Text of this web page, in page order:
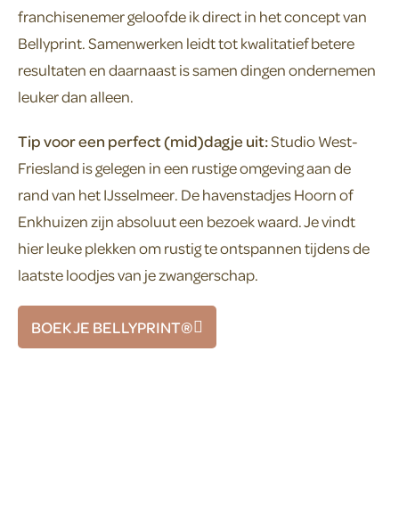
franchisenemer geloofde ik direct in het concept van
Bellyprint. Samenwerken leidt tot kwalitatief betere
resultaten en daarnaast is samen dingen ondernemen
leuker dan alleen.
Tip voor een perfect (mid)dagje uit:Studio West-
Friesland is gelegen in een rustige omgeving aan de
rand van het IJsselmeer. De havenstadjes Hoorn of
Enkhuizen zijn absoluut een bezoek waard. Je vindt
hier leuke plekken om rustig te ontspannen tijdens de
laatste loodjes van je zwangerschap.
BOEK JE BELLYPRINT®